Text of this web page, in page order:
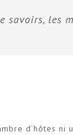
savoirs, les
d’hôtes